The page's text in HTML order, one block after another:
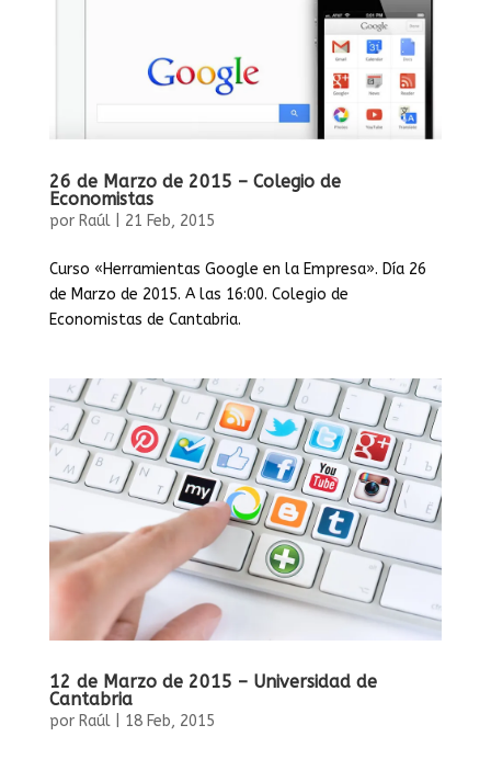
26 de Marzo de 2015 – Colegio de
Economistas
por Raúl| 21 Feb, 2015
Curso «Herramientas Google en la Empresa». Día 26
de Marzo de 2015. A las 16:00. Colegio de
Economistas de Cantabria.
12 de Marzo de 2015 – Universidad de
Cantabria
por Raúl| 18 Feb, 2015